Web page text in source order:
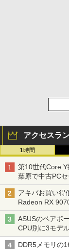
アクセスラ
1時間
第10世代Core
葉原で中古PC
アキバお買い得
Radeon RX
型モニターが
ASUSのベアボ
CPU別に3モデ
DDR5メモリの